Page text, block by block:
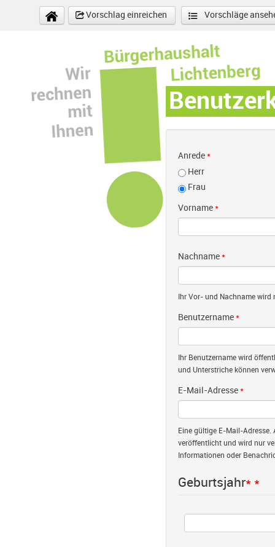
Direkt zum Inhalt
Vorschlag einreichen
Vorschläge
Anrede *
Herr
Frau
Vorname *
Nachname *
Ihr Vor- und Nachname
Benutzername *
Ihr Benutzername wird
und Unterstriche können
E-Mail-Adresse *
Eine gültige E-Mail-Adresse.
veröffentlicht und wird nur
Informationen oder
Geburtsjahr* *